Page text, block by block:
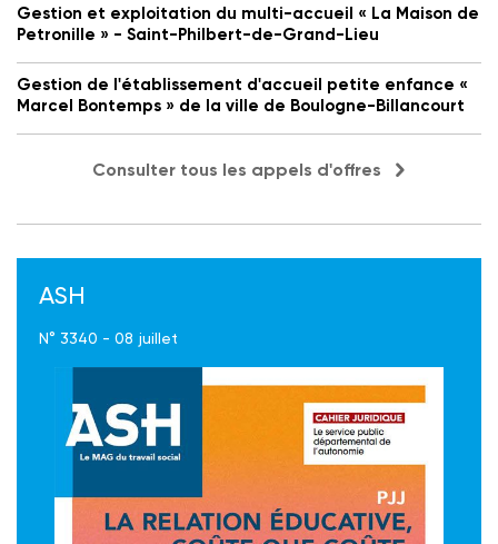
Gestion et exploitation du multi-accueil « La Maison de
Petronille » - Saint-Philbert-de-Grand-Lieu
Gestion de l'établissement d'accueil petite enfance «
Marcel Bontemps » de la ville de Boulogne-Billancourt
Consulter tous les appels d'offres
ASH
N° 3340 - 08 juillet